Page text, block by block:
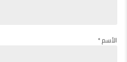
الأسم *